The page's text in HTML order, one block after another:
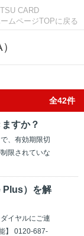
ムページTOPに戻る
全42件
すか？
、有効期限切
限されていな
Plus）を解
イヤルにご連
】 0120-687-